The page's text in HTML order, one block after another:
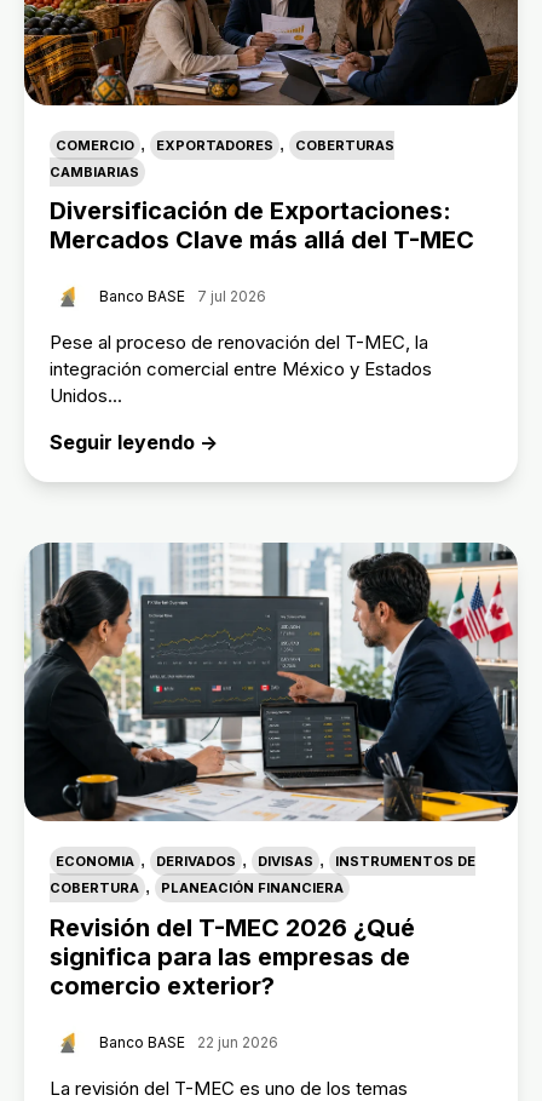
COMERCIO , EXPORTADORES ,
COBERTURAS
CAMBIARIAS
Diversificación de Exportaciones:
Mercados Clave más allá del T-MEC
Banco BASE 7 jul 2026
Pese al proceso de renovación del T-MEC, la
integración comercial entre México y Estados
Unidos...
Seguir leyendo →
ECONOMIA , DERIVADOS , DIVISAS ,
INSTRUMENTOS DE
COBERTURA , PLANEACIÓN FINANCIERA
Revisión del T-MEC 2026 ¿Qué
significa para las empresas de
comercio exterior?
Banco BASE 22 jun 2026
La revisión del T-MEC es uno de los temas